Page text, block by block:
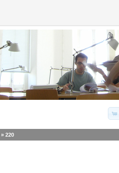
» 220